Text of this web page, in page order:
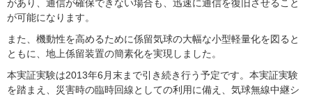
があり、通信が確保できない場合も、迅速に通信を復旧させること
が可能になります。
また、機動性を高めるために係留気球の大幅な小型軽量化を図ると
ともに、地上係留装置の簡素化を実現しました。
本実証実験は2013年6月末まで引き続き行う予定です。本実証実験
を踏まえ、災害時の臨時回線としての利用に備え、気球無線中継シ